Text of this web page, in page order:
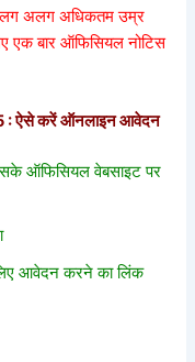
अलग अधिकतम उम्र
एक बार ऑफिसियल नोटिस
ऐसे करें ऑनलाइन आवेदन
ऑफिसियल वेबसाइट पर
आवेदन करने का लिंक